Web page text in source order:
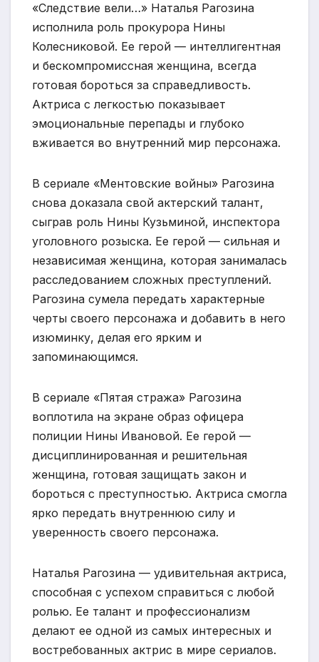
«Следствие вели…» Наталья Рагозина
исполнила роль прокурора Нины
Колесниковой. Ее герой — интеллигентная
и бескомпромиссная женщина, всегда
готовая бороться за справедливость.
Актриса с легкостью показывает
эмоциональные перепады и глубоко
вживается во внутренний мир персонажа.
В сериале «Ментовские войны» Рагозина
снова доказала свой актерский талант,
сыграв роль Нины Кузьминой, инспектора
уголовного розыска. Ее герой — сильная и
независимая женщина, которая занималась
расследованием сложных преступлений.
Рагозина сумела передать характерные
черты своего персонажа и добавить в него
изюминку, делая его ярким и
запоминающимся.
В сериале «Пятая стража» Рагозина
воплотила на экране образ офицера
полиции Нины Ивановой. Ее герой —
дисциплинированная и решительная
женщина, готовая защищать закон и
бороться с преступностью. Актриса смогла
ярко передать внутреннюю силу и
уверенность своего персонажа.
Наталья Рагозина — удивительная актриса,
способная с успехом справиться с любой
ролью. Ее талант и профессионализм
делают ее одной из самых интересных и
востребованных актрис в мире сериалов.